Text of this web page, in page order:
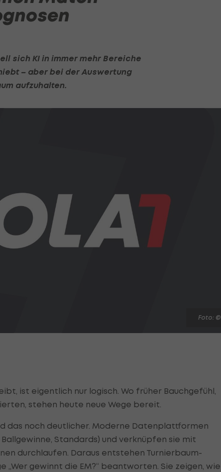
sich KI in immer mehr Bereiche
– aber bei der Auswertung
aufzuhalten.
Foto: ©
ist eigentlich nur logisch. Wo früher Bauchgefühl,
stehen heute neue Wege bereit.
das noch deutlicher. Moderne Datenplattformen
Standards) und verknüpfen sie mit
durchlaufen. Daraus entstehen Turnierbaum-
„Wer gewinnt die EM?“ beantworten. Sie zeigen, wie